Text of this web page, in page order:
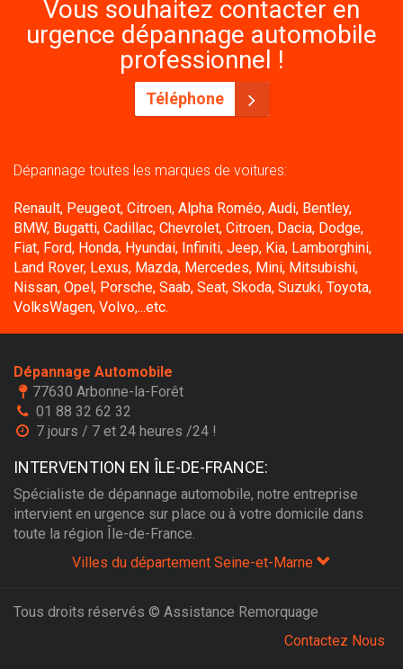
Vous souhaitez contacter en
urgence dépannage automobile
professionnel !
Téléphone
Dépannage toutes les marques de voitures:
Renault, Peugeot, Citroen, Alpha Roméo, Audi, Bentley,
BMW, Bugatti, Cadillac, Chevrolet, Citroen, Dacia, Dodge,
Fiat, Ford, Honda, Hyundai, Infiniti, Jeep, Kia, Lamborghini,
Land Rover, Lexus, Mazda, Mercedes, Mini, Mitsubishi,
Nissan, Opel, Porsche, Saab, Seat, Skoda, Suzuki, Toyota,
VolksWagen, Volvo,...etc.
Dépannage Automobile
77630 Arbonne-la-Forêt
01 88 32 62 32
7 jours / 7 et 24 heures /24 !
INTERVENTION EN ÎLE-DE-FRANCE:
Spécialiste de dépannage automobile, notre entreprise
intervient en urgence sur place ou à votre domicile dans
toute la région Île-de-France.
Villes du département Seine-et-Marne
Tous droits réservés © Assistance Remorquage
Contactez Nous